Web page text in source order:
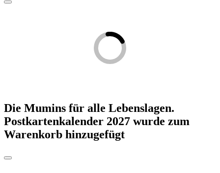
Die Mumins für alle Lebenslagen.
Postkartenkalender 2027 wurde zum
Warenkorb hinzugefügt